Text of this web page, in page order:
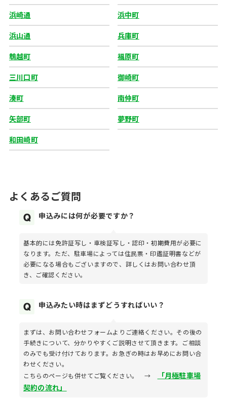
浜崎通 浜中町
浜山通 兵庫町
鵯越町 福原町
三川口町 御崎町
湊町 南仲町
矢部町 夢野町
和田崎町
よくあるご質問
申込みには何が必要ですか？
基本的には免許証写し・車検証写し・認印・初期費用が必要に
なります。ただ、駐車場によっては住民票・印鑑証明書などが
必要になる場合もございますので、詳しくはお問い合わせ頂
き、ご確認ください。
申込みたい時はまずどうすればいい？
まずは、お問い合わせフォームよりご連絡ください。その後の
手続きについて、分かりやすくご説明させて頂きます。ご相談
のみでも受け付けております。お急ぎの時はお早めにお問い合
わせください。
こちらのページも併せてご覧ください。 →
「月極駐車場
契約の流れ」